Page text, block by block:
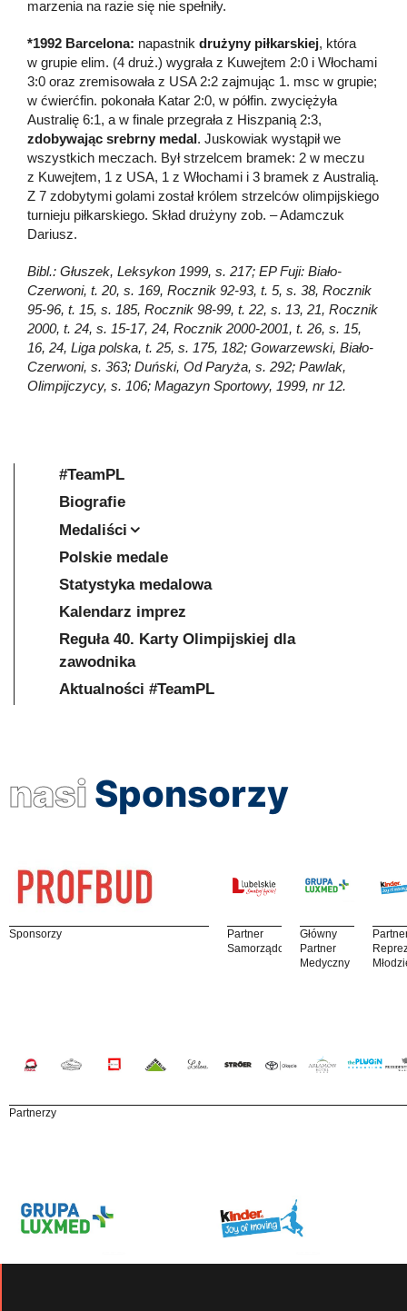
marzenia na razie się nie spełniły.
*1992 Barcelona: napastnik drużyny piłkarskiej, która
w grupie elim. (4 druż.) wygrała z Kuwejtem 2:0 i Włochami
3:0 oraz zremisowała z USA 2:2 zajmując 1. msc w grupie;
w ćwierćfin. pokonała Katar 2:0, w półfin. zwyciężyła
Australię 6:1, a w finale przegrała z Hiszpanią 2:3,
zdobywając srebrny medal. Juskowiak wystąpił we
wszystkich meczach. Był strzelcem bramek: 2 w meczu
z Kuwejtem, 1 z USA, 1 z Włochami i 3 bramek z Australią.
Z 7 zdobytymi golami został królem strzelców olimpijskiego
turnieju piłkarskiego. Skład drużyny zob. – Adamczuk
Dariusz.
Bibl.: Głuszek, Leksykon 1999, s. 217; EP Fuji: Biało-
Czerwoni, t. 20, s. 169, Rocznik 92-93, t. 5, s. 38, Rocznik
95-96, t. 15, s. 185, Rocznik 98-99, t. 22, s. 13, 21, Rocznik
2000, t. 24, s. 15-17, 24, Rocznik 2000-2001, t. 26, s. 15,
16, 24, Liga polska, t. 25, s. 175, 182; Gowarzewski, Biało-
Czerwoni, s. 363; Duński, Od Paryża, s. 292; Pawlak,
Olimpijczycy, s. 106; Magazyn Sportowy, 1999, nr 12.
#TeamPL
Biografie
Medaliści
Polskie medale
Statystyka medalowa
Kalendarz imprez
Reguła 40. Karty Olimpijskiej dla
zawodnika
Aktualności #TeamPL
nasi Sponsorzy
Sponsorzy
Partner
Samorządowy
Główny
Partner
Medyczny
Partnerzy